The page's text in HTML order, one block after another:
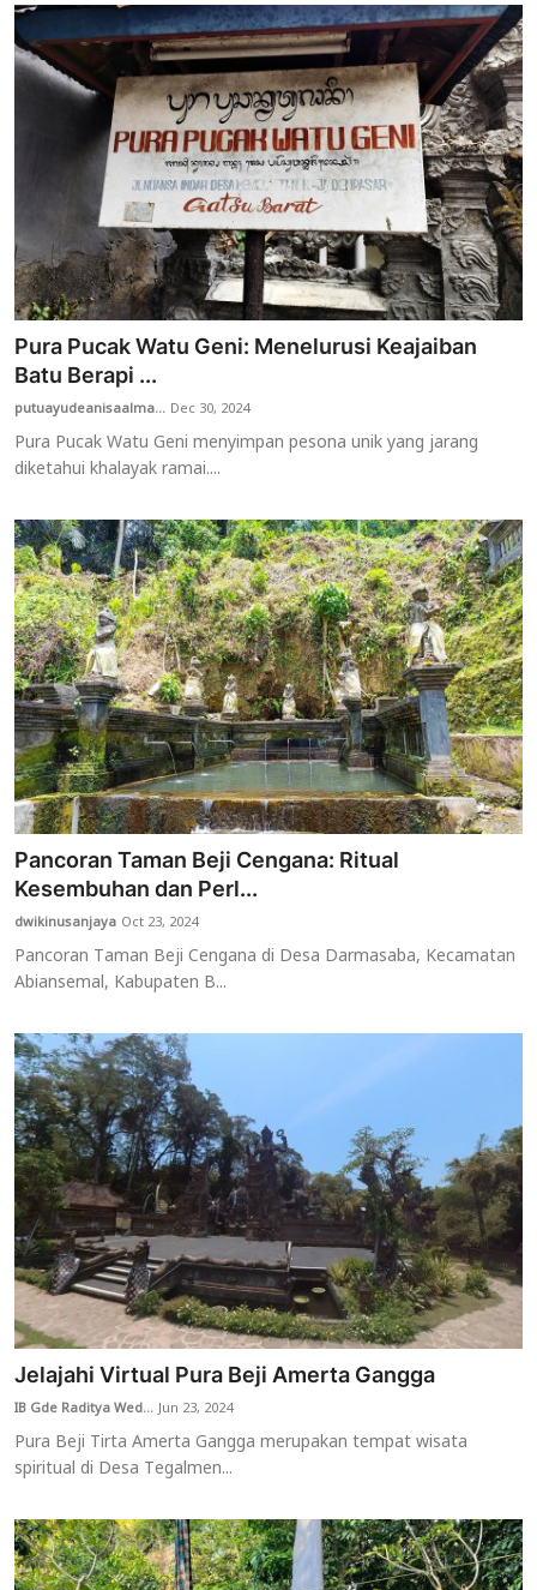
Pura Pucak Watu Geni: Menelurusi Keajaiban
Batu Berapi ...
putuayudeanisaalma... Dec 30, 2024
Pura Pucak Watu Geni menyimpan pesona unik yang jarang
diketahui khalayak ramai....
Pancoran Taman Beji Cengana: Ritual
Kesembuhan dan Perl...
dwikinusanjaya Oct 23, 2024
Pancoran Taman Beji Cengana di Desa Darmasaba, Kecamatan
Abiansemal, Kabupaten B...
Jelajahi Virtual Pura Beji Amerta Gangga
IB Gde Raditya Wed...Jun 23, 2024
Pura Beji Tirta Amerta Gangga merupakan tempat wisata
spiritual di Desa Tegalmen...